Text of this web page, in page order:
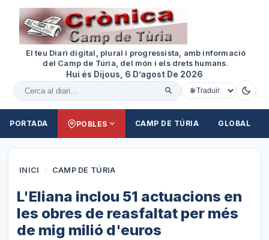
El teu Diari digital, plural i progressista, amb informació
del Camp de Túria, del món i els drets humans.
Hui és Dijous, 6 D’agost De 2026
Cercar al diari
PORTADA POBLES CAMP DE TÚRIA GLOBAL
INICI › CAMP DE TÚRIA
L'Eliana inclou 51 actuacions en
les obres de reasfaltat per més
de mig milió d'euros